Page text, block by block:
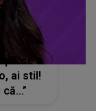
ce a
ai stil!